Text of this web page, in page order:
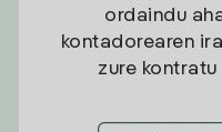
ordaindu
kontadorearen
zure